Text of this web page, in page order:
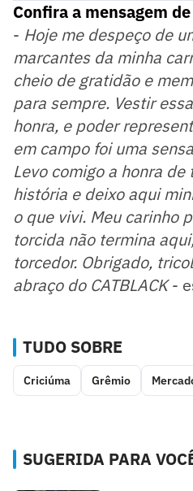
Confira a mensagem
- Hoje me despeço de
marcantes da minha
cheio de gratidão e
para sempre. Vestir
honra, e poder
em campo foi uma
Levo comigo a honra
história e deixo aqui
o que vivi. Meu carinho
torcida não termina
torcedor. Obrigado,
abraço do CATBLACK-
TUDO SOBRE
Criciúma Grêmio
SUGERIDA PARA